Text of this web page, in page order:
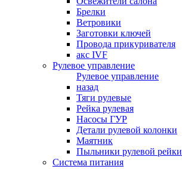
Брелки
Ветровики
Заготовки ключей
Провода прикуривателя
акс IVF
Рулевое управление
Рулевое управление
назад
Тяги рулевые
Рейка рулевая
Насосы ГУР
Детали рулевой колонки
Маятник
Пыльники рулевой рейки
Система питания